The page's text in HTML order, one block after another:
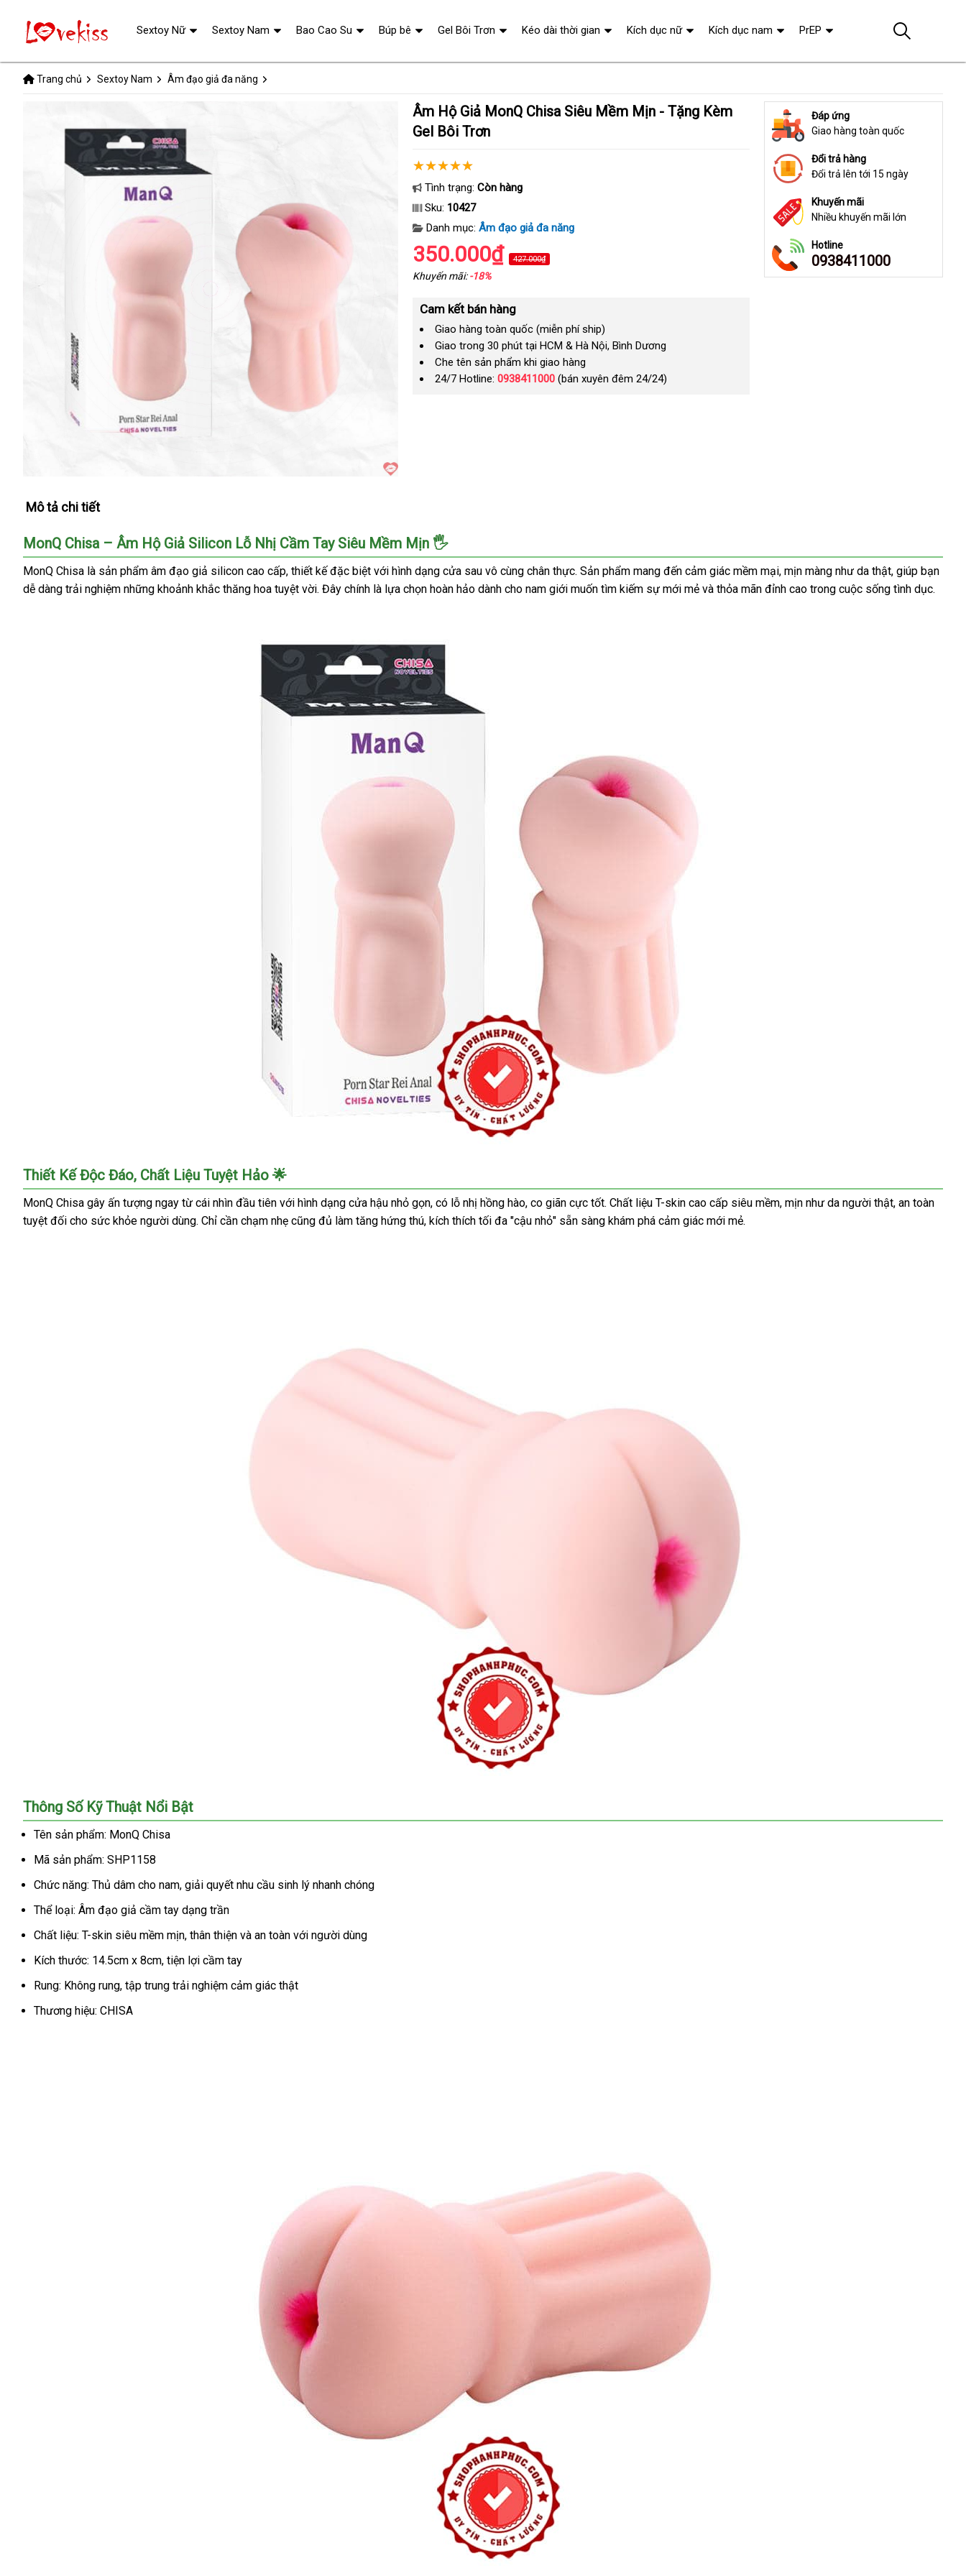
Trang chủ Sextoy Nam Âm đạo giả đa năng
Âm Hộ Giả MonQ Chisa Siêu Mềm Mịn - Tặng Kèm
Gel Bôi Trơn
Tình trạng: Còn hàng
Sku: 10427
Danh mục: Âm đạo giả đa năng
350.000₫ 427.000₫
Khuyến mãi:-18%
Cam kết bán hàng
Giao hàng toàn quốc (miễn phí ship)
Giao trong 30 phút tại HCM & Hà Nội, Bình Dương
Che tên sản phẩm khi giao hàng
24/7 Hotline: 0938411000(bán xuyên đêm 24/24)
Đáp ứng
Giao hàng toàn quốc
Đổi trả hàng
Đổi trả lên tới 15 ngày
Khuyến mãi
Nhiều khuyến mãi lớn
Hotline
0938411000
Mô tả chi tiết
MonQ Chisa – Âm Hộ Giả Silicon Lỗ Nhị Cầm Tay Siêu Mềm Mịn 🖐️
MonQ Chisa là sản phẩm âm đạo giả silicon cao cấp, thiết kế đặc biệt với hình dạng cửa sau vô cùng chân thực. Sản phẩm mang đến cảm giác mềm mại, mịn màng như da thật, giúp bạn
dễ dàng trải nghiệm những khoảnh khắc thăng hoa tuyệt vời. Đây chính là lựa chọn hoàn hảo dành cho nam giới muốn tìm kiếm sự mới mẻ và thỏa mãn đỉnh cao trong cuộc sống tình dục.
Âm
Hộ
Giả
MonQ
Chisa
Thiết Kế Độc Đáo, Chất Liệu Tuyệt Hảo 🌟
MonQ Chisa gây ấn tượng ngay từ cái nhìn đầu tiên với hình dạng cửa hậu nhỏ gọn, có lỗ nhị hồng hào, co giãn cực tốt. Chất liệu T-skin cao cấp siêu mềm, mịn như da người thật, an toàn
tuyệt đối cho sức khỏe người dùng. Chỉ cần chạm nhẹ cũng đủ làm tăng hứng thú, kích thích tối đa "cậu nhỏ" sẵn sàng khám phá cảm giác mới mẻ.
Âm
Hộ
Giả
Chisa
Mềm
Mịn
Tặng
Kèm
Bôi
Trơn
Thông Số Kỹ Thuật Nổi Bật
Tên sản phẩm: MonQ Chisa
Mã sản phẩm: SHP1158
Chức năng: Thủ dâm cho nam, giải quyết nhu cầu sinh lý nhanh chóng
Thể loại: Âm đạo giả cầm tay dạng trần
Chất liệu: T-skin siêu mềm mịn, thân thiện và an toàn với người dùng
Kích thước: 14.5cm x 8cm, tiện lợi cầm tay
Rung: Không rung, tập trung trải nghiệm cảm giác thật
Thương hiệu: CHISA
Sextoy Nữ Sextoy Nam Bao Cao Su Búp bê Gel Bôi Trơn Kéo dài thời gian Kích dục nữ Kích dục nam PrEP